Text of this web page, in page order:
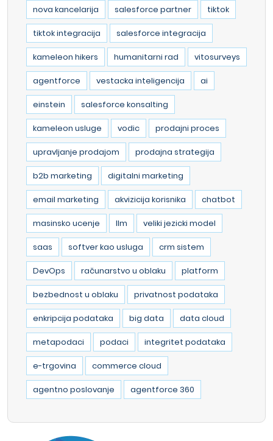
nova kancelarija salesforce partner tiktok
tiktok integracija salesforce integracija
kameleon hikers humanitarni rad vitosurveys
agentforce vestacka inteligencija ai
einstein salesforce konsalting
kameleon usluge vodic prodajni proces
upravljanje prodajom prodajna strategija
b2b marketing digitalni marketing
email marketing akvizicija korisnika chatbot
masinsko ucenje llm veliki jezicki model
saas softver kao usluga crm sistem
DevOps računarstvo u oblaku platform
bezbednost u oblaku privatnost podataka
enkripcija podataka big data data cloud
metapodaci podaci integritet podataka
e-trgovina commerce cloud
agentno poslovanje agentforce 360